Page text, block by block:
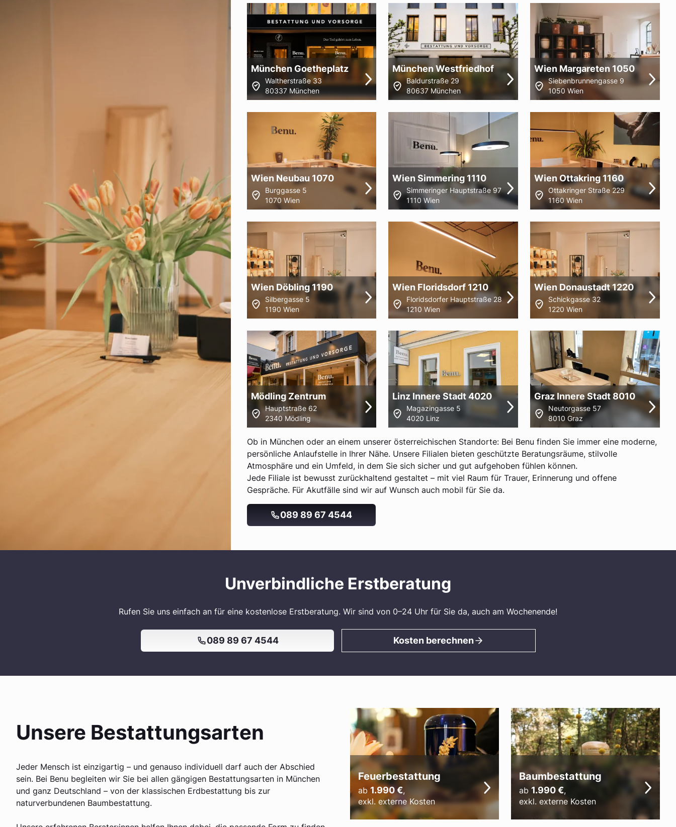
München Goetheplatz
Waltherstraße 33
80337 München
München Westfriedhof
Baldurstraße 29
80637 München
Wien Margareten 1050
Siebenbrunnengasse 9
1050 Wien
Wien Neubau 1070
Burggasse 5
1070 Wien
Wien Simmering 1110
Simmeringer Hauptstraße 97
1110 Wien
Wien Ottakring 1160
Ottakringer Straße 229
1160 Wien
Wien Döbling 1190
Silbergasse 5
1190 Wien
Wien Floridsdorf 1210
Floridsdorfer Hauptstraße 28
1210 Wien
Wien Donaustadt 1220
Schickgasse 32
1220 Wien
Mödling Zentrum
Hauptstraße 62
2340 Mödling
Linz Innere Stadt 4020
Magazingasse 5
4020 Linz
Graz Innere Stadt 8010
Neutorgasse 57
8010 Graz
Ob in München oder an einem unserer österreichischen Standorte: Bei Benu finden Sie immer eine moderne,
persönliche Anlaufstelle in Ihrer Nähe. Unsere Filialen bieten geschützte Beratungsräume, stilvolle
Atmosphäre und ein Umfeld, in dem Sie sich sicher und gut aufgehoben fühlen können.
Jede Filiale ist bewusst zurückhaltend gestaltet – mit viel Raum für Trauer, Erinnerung und offene
Gespräche. Für Akutfälle sind wir auf Wunsch auch mobil für Sie da.
089 89 67 4544
Unverbindliche Erstberatung
Rufen Sie uns einfach an für eine kostenlose Erstberatung. Wir sind von 0–24 Uhr für Sie da, auch am Wochenende!
089 89 67 4544 Kosten berechnen
Unsere Bestattungsarten
Jeder Mensch ist einzigartig – und genauso individuell darf auch der Abschied
sein. Bei Benu begleiten wir Sie bei allen gängigen Bestattungsarten in München
und ganz Deutschland – von der klassischen Erdbestattung bis zur
naturverbundenen Baumbestattung.
Feuerbestattung
ab 1.990€,
exkl. externe Kosten
Baumbestattung
ab 1.990€,
exkl. externe Kosten